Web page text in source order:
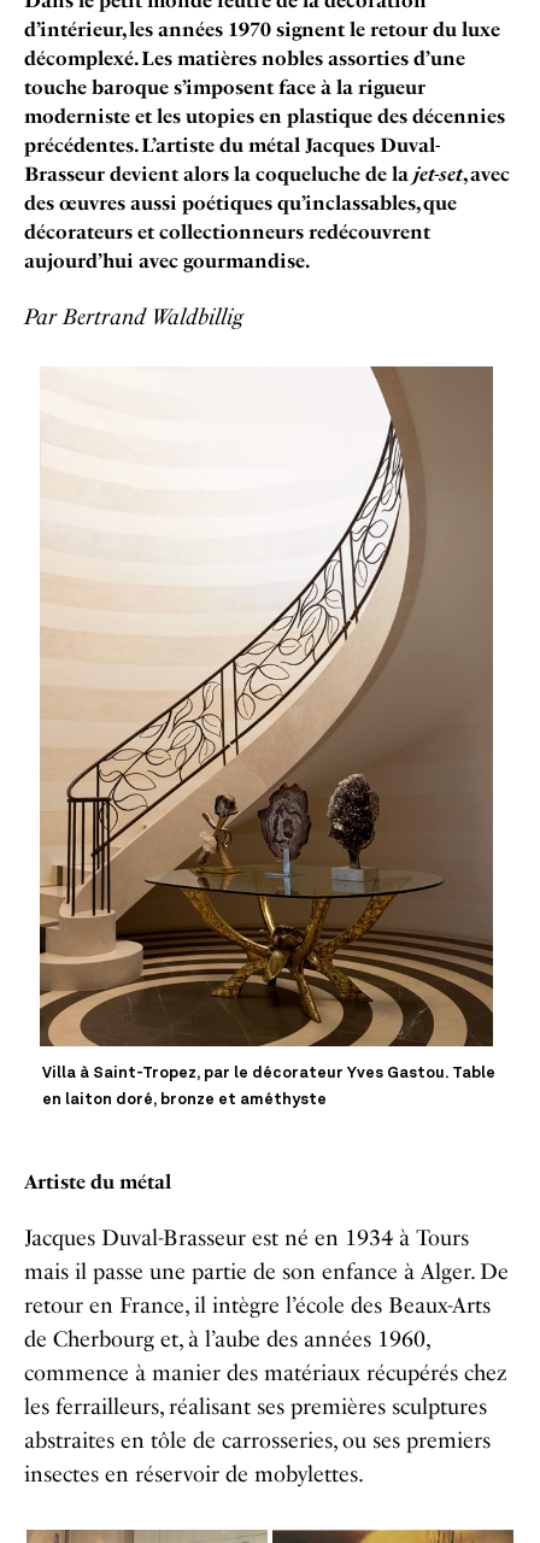
d’intérieur, les années 1970 signent le retour du luxe
décomplexé. Les matières nobles assorties d’une
touche baroque s’imposent face à la rigueur
moderniste et les utopies en plastique des décennies
précédentes. L’artiste du métal Jacques Duval-
Brasseur devient alors la coqueluche de la jet-set, avec
des œuvres aussi poétiques qu’inclassables, que
décorateurs et collectionneurs redécouvrent
aujourd’hui avec gourmandise.
Par Bertrand Waldbillig
Villa à Saint-Tropez, par le décorateur Yves Gastou. Table
en laiton doré, bronze et améthyste
Artiste du métal
Jacques Duval-Brasseur est né en 1934 à Tours
mais il passe une partie de son enfance à Alger. De
retour en France, il intègre l’école des Beaux-Arts
de Cherbourg et, à l’aube des années 1960,
commence à manier des matériaux récupérés chez
les ferrailleurs, réalisant ses premières sculptures
abstraites en tôle de carrosseries, ou ses premiers
insectes en réservoir de mobylettes.